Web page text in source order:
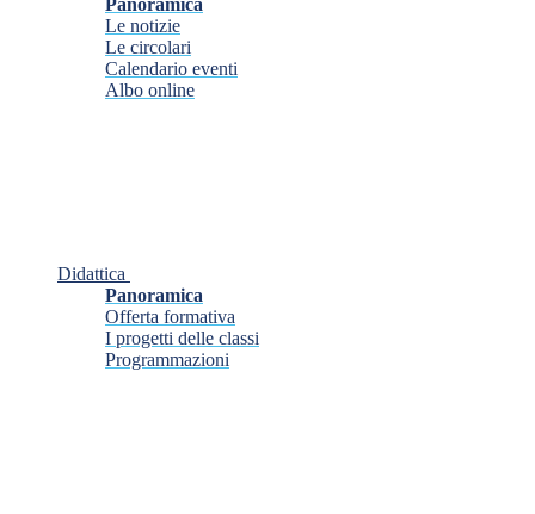
Panoramica
Le notizie
Le circolari
Calendario eventi
Albo online
Didattica
Panoramica
Offerta formativa
I progetti delle classi
Programmazioni